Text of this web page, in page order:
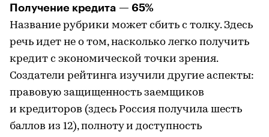
Получение кредита — 65%
Название рубрики может сбить с толку. Здесь
речь идет не о том, насколько легко получить
кредит с экономической точки зрения.
Создатели рейтинга изучили другие аспекты:
правовую защищенность заемщиков
и кредиторов (здесь Россия получила шесть
баллов из 12), полноту и доступность